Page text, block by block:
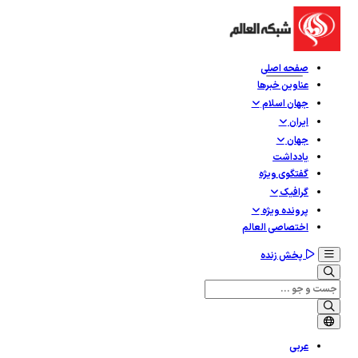
صفحه اصلی
عناوین خبرها
جهان اسلام
ایران
جهان
یادداشت
گفتگوی ویژه
گرافيک
پرونده ویژه
اختصاصی العالم
پخش زنده
عربی